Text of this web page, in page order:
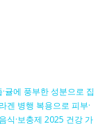
귤에 풍부한 성분으로 집
겐 병행 복용으로 피부·
식·보충제 2025 건강 가